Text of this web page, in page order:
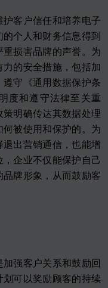
客户信任和培养电子
个人和财务信息得到
损害品牌的声誉。为
的安全措施，包括加
守《通用数据保护条
度和遵守法律至关重
明确传达其数据处理
被使用和保护的。为
出营销通信，也能增
企业不仅能保护自己
牌形象，从而鼓励客
强客户关系和鼓励回
可以奖励顾客的持续